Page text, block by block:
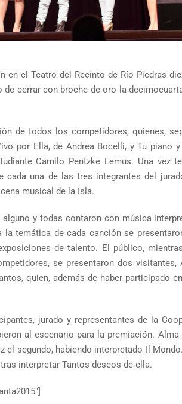
en el Teatro del Recinto de Río Piedras
cerrar con broche de oro la
de todos los competidores, quienes,
por Ella, de Andrea Bocelli, y Tu piano
Camilo Pentzke Lemus. Una vez
cada una de las tres integrantes del
musical de la Isla.
y todas contaron con música
temática de cada canción se
de talento. El público,
se presentaron dos visitantes,
quien, además de haber participado
jurado y representantes de la
al escenario para la premiación.
el segundo, habiendo interpretado Il
interpretar Tantos deseos de ella.